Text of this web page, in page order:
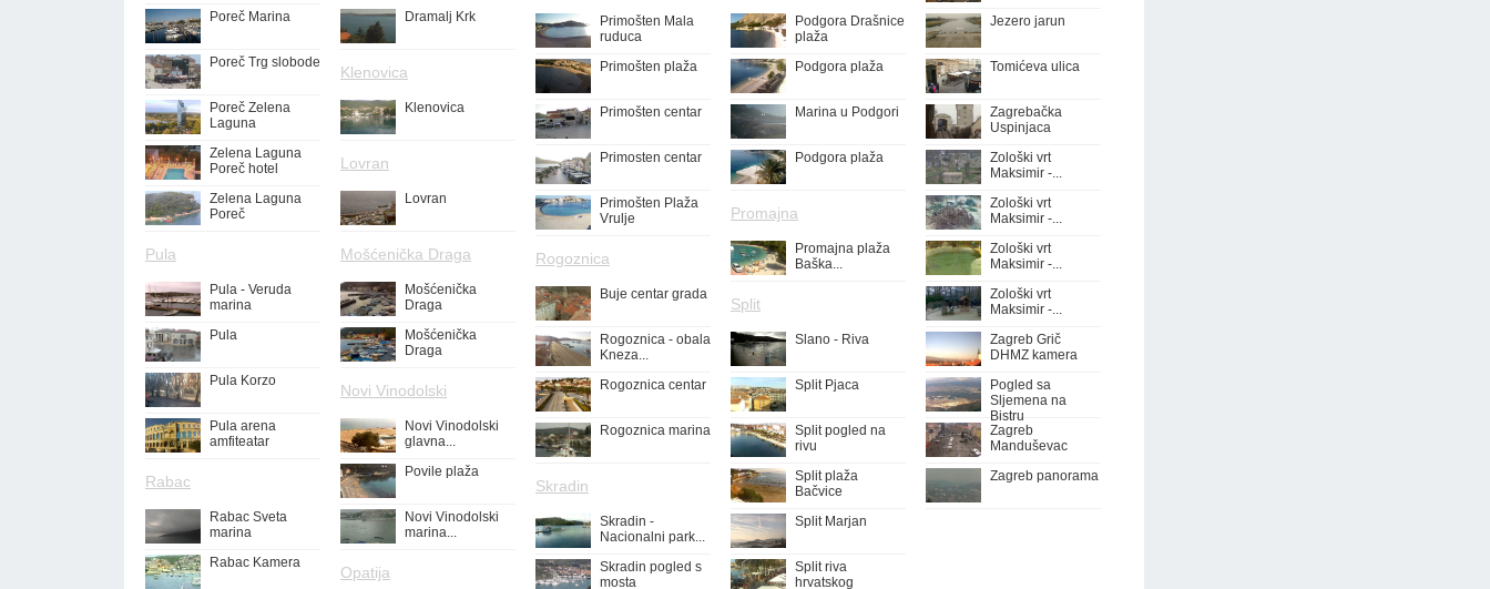
Poreč Marina
Poreč Trg slobode
Poreč Zelena
Laguna
Zelena Laguna
Poreč hotel
Zelena Laguna
Poreč
Pula
Pula - Veruda
marina
Pula
Pula Korzo
Pula arena
amfiteatar
Rabac
Rabac Sveta
marina
Rabac Kamera
Dramalj Krk
Klenovica
Klenovica
Lovran
Lovran
Mošćenička Draga
Mošćenička
Draga
Mošćenička
Draga
Novi Vinodolski
Novi Vinodolski
glavna...
Povile plaža
Novi Vinodolski
marina...
Opatija
Primošten Mala
ruduca
Primošten plaža
Primošten centar
Primosten centar
Primošten Plaža
Vrulje
Rogoznica
Buje centar grada
Rogoznica - obala
Kneza...
Rogoznica centar
Rogoznica marina
Skradin
Skradin -
Nacionalni park...
Skradin pogled s
mosta
Podgora Drašnice
plaža
Podgora plaža
Marina u Podgori
Podgora plaža
Promajna
Promajna plaža
Baška...
Split
Slano - Riva
Split Pjaca
Split pogled na
rivu
Split plaža
Bačvice
Split Marjan
Split riva
hrvatskog
Jezero jarun
Tomićeva ulica
Zagrebačka
Uspinjaca
Zološki vrt
Maksimir -...
Zološki vrt
Maksimir -...
Zološki vrt
Maksimir -...
Zološki vrt
Maksimir -...
Zagreb Grič
DHMZ kamera
Pogled sa
Sljemena na
Bistru
Zagreb
Manduševac
Zagreb panorama